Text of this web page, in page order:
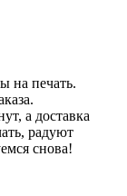
на печать.
а доставка
радуют
снова!